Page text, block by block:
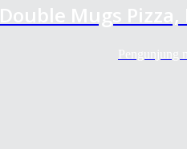
Double Mugs
Pengunjung